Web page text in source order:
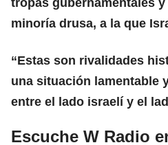
minoría drusa, a la que
“Estas son rivalidades
una situación lamentable
entre el lado israelí y el
Escuche W Radio